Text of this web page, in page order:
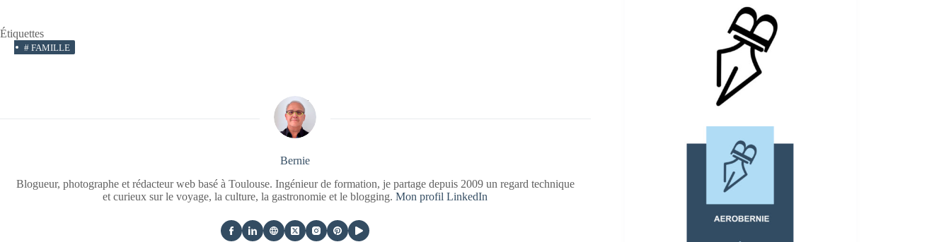
Étiquettes
# FAMILLE
Bernie
Blogueur, photographe et rédacteur web basé à Toulouse. Ingénieur de formation, je partage depuis 2009 un regard technique
et curieux sur le voyage, la culture, la gastronomie et le blogging.Mon profil LinkedIn